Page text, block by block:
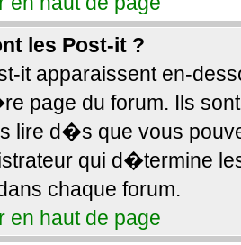
les Post-it ?
it apparaissent en-
page du forum. Ils
lire d�s que vous
qui d�termine
chaque forum.
en haut de page